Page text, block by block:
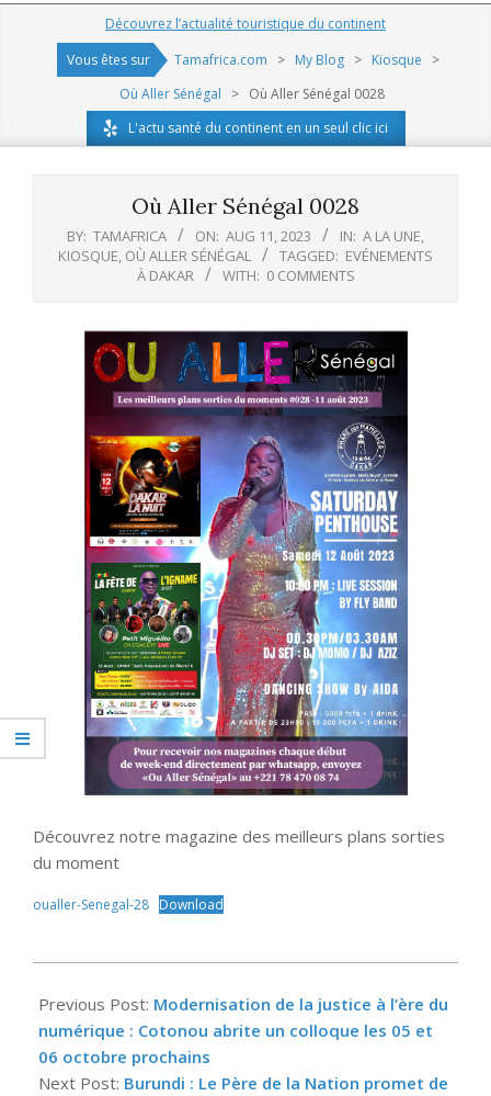
Navigation
Découvrez l’actualité touristique du continent
Vous êtes sur
Tamafrica.com > My Blog > Kiosque
>
Où Aller Sénégal
> Où Aller Sénégal 0028
L'actu santé du continent en un seul clic ici
Où Aller Sénégal 0028
BY: TAMAFRICA ON: AUG 11, 2023 IN: A LA UNE,
KIOSQUE, OÙ ALLER SÉNÉGAL TAGGED: EVÉNEMENTS
À DAKAR
WITH: 0 COMMENTS
Découvrez notre magazine des meilleurs plans sorties
du moment
oualler-Senegal-28 Download
08-
11
Previous Post: Modernisation de la justice à l’ère du
numérique : Cotonou abrite un colloque les 05 et
06 octobre prochains
Next Post: Burundi : Le Père de la Nation promet de